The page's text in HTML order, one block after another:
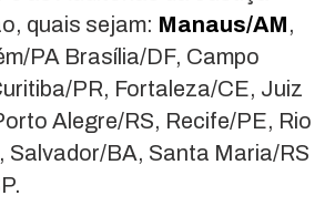
quais sejam: Manaus/AM,
PA Brasília/DF, Campo
PR, Fortaleza/CE, Juiz
Alegre/RS, Recife/PE, Rio
Salvador/BA, Santa Maria/RS